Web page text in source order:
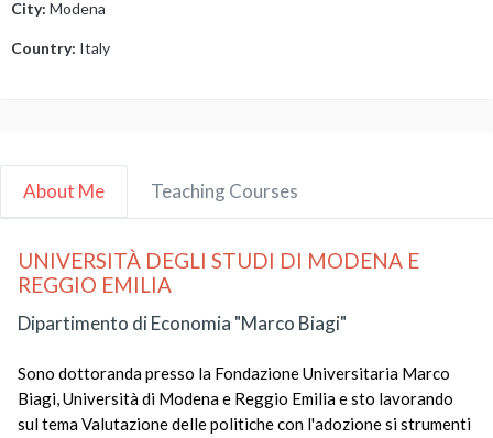
City: Modena
Country: Italy
About Me Teaching Courses
UNIVERSITÀ DEGLI STUDI DI MODENA E
REGGIO EMILIA
Dipartimento di Economia "Marco Biagi"
Sono dottoranda presso la Fondazione Universitaria Marco
Biagi, Università di Modena e Reggio Emilia e sto lavorando
sul tema Valutazione delle politiche con l'adozione si strumenti